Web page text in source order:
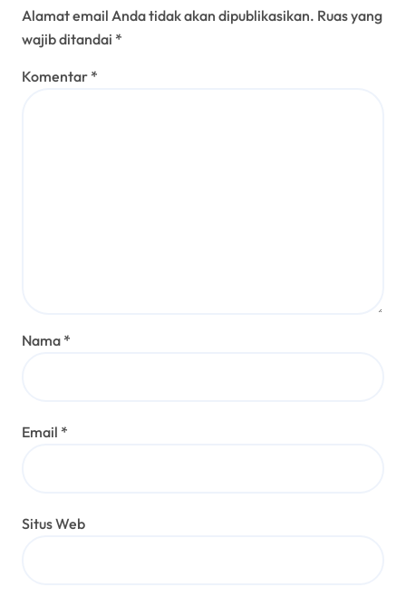
Alamat email Anda tidak akan dipublikasikan. Ruas yang
wajib ditandai *
Komentar *
Nama *
Email *
Situs Web